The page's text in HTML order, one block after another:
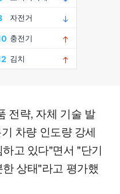
전략, 자체 기술 발
차량 인도량 강세
고 있다"면서 "단기
상태"라고 평가했